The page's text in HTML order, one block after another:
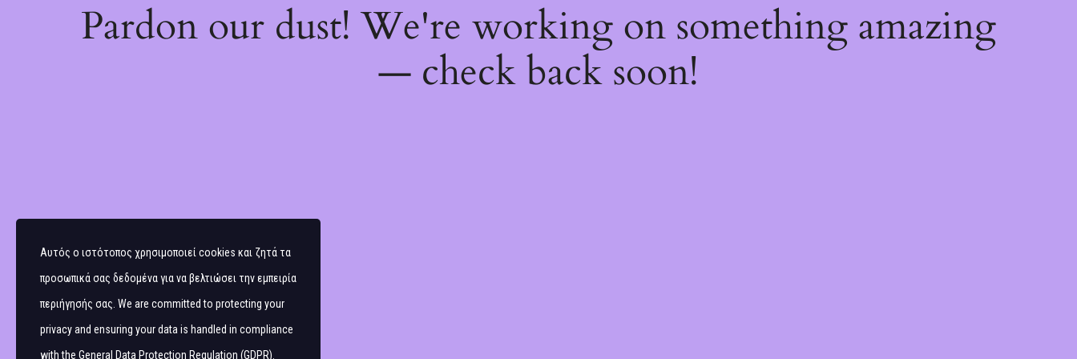
Pardon our dust! We're working on something amazing
— check back soon!
Αυτός ο ιστότοπος χρησιμοποιεί cookies και ζητά τα
προσωπικά σας δεδομένα για να βελτιώσει την εμπειρία
περιήγησής σας. We are committed to protecting your
privacy and ensuring your data is handled in compliance
with the General Data Protection Regulation (GDPR)